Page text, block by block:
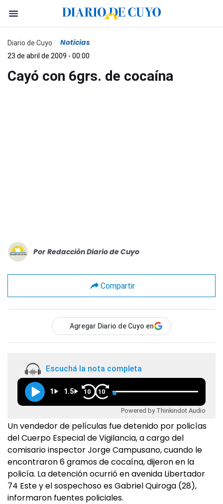
Diario de Cuyo Noticias
23 de abril de 2009 - 00:00
Cayó con 6grs. de cocaína
Por Redacción Diario de Cuyo
Compartir
Agregar Diario de Cuyo en
Escuchá la nota completa
1 1.5 10 10
Powered by Thinkindot Audio
Un vendedor de películas fue detenido por policías
del Cuerpo Especial de Vigilancia, a cargo del
comisario inspector Jorge Campusano, cuando le
encontraron 6 gramos de cocaína, dijeron en la
policía. La detención ocurrió en avenida Libertador
74 Este y el sospechoso es Gabriel Quiroga (28),
informaron fuentes policiales.